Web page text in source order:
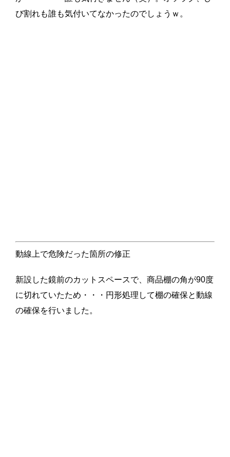
び割れも誰も気付いてなかったのでしょうｗ。
動線上で危険だった箇所の修正
新設した鏡前のカットスペースで、商品棚の角が90度
に切れていたため・・・円形処理して棚の確保と動線
の確保を行いました。